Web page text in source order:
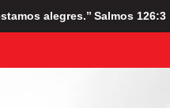
alegres.’’ Salmos 126:3